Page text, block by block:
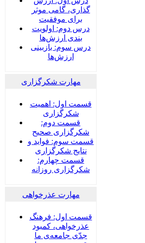
گذاری، گامی موثر
برای موفقیت
درس دوم: اولویت
بندی ارزش‌ها
درس سوم: بازبینی
ارزش‌ها
مهارت شکرگزاری
قسمت اول: اهمیت
شکرگزاری
قسمت دوم:
شکرگزاری صحیح
قسمت سوم: فواید و
نتایج شکرگزاری
قسمت چهارم:
شکرگزاری روزانه
مهارت عذرخواهی
قسمت اول: فرهنگ
عذرخواهی، کمبود
جدّی جامعه‌ی ما